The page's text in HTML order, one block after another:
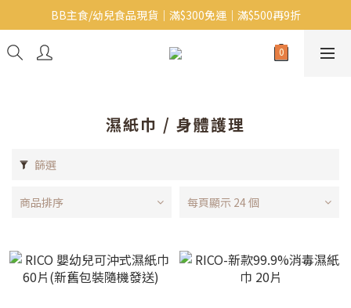
Baby J 有機蝴蝶麵番貨啦~!
BB主食/幼兒食品現貨｜滿$300免運｜滿$500再9折
大人氣!RICO濕紙巾補貨啦~
濕紙巾 / 身體護理
篩選
商品排序 每頁顯示 24 個